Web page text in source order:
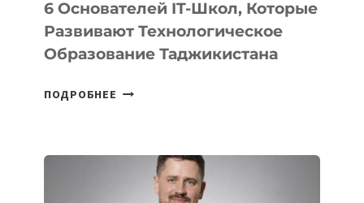
6 Основателей IT-Школ, Которые
Развивают Технологическое
Образование Таджикистана
ПОДРОБНЕЕ
КОТОРЫЕ
РАЗВИВАЮТ